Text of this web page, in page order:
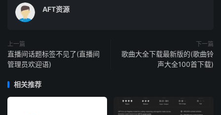
AFT资源
上一篇
直播间话题标签不见了(直播间
管理员欢迎语)
下一篇
歌曲大全下载最新版的(歌曲铃
声大全100首下载)
相关推荐